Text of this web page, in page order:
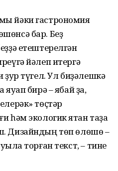
йәки гастрономия
бар. Беҙ
етештерелгән
йәлеп итергә
ҙур түгел. Ул биҙәлешкә
яуап бирә – ябай ҙа,
төҫтәр
һәм экологик яҡтан таҙа
Дизайндың төп өлөшө –
торған текст, – тине